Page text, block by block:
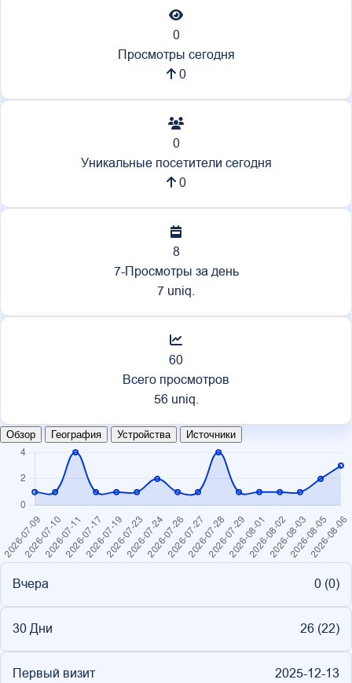
0
Просмотры сегодня
0
0
Уникальные посетители сегодня
0
8
7-Просмотры за день
7 uniq.
60
Всего просмотров
56 uniq.
Обзор География Устройства Источники
Вчера 0 (0)
30 Дни 26 (22)
Первый визит 2025-12-13